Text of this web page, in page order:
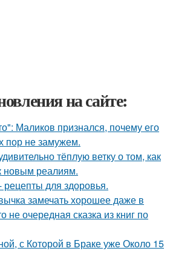
на сайте:
Маликов признался, почему его
пор не замужем.
тёплую ветку о том, как
новым реалиям.
для здоровья.
замечать хорошее даже в
не очередная сказка из книг по
с Которой в Браке уже Около 15